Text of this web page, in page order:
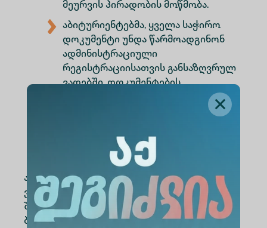
მეურვის პირადობის მოწმობა.
აბიტურიენტებმა, ყველა საჭირო
დოკუმენტი უნდა წარმოადგინონ
ადმინისტრაციული
რეგისტრაციისათვის განსაზღვრულ
ვადებში. დოკუმენტების
წარმოუდგენლობის შემთხვევაში,
ჩარიცხვის ნაწილში.
აბიტურიენტი, რომელიც რეგისტრაციის
ვადებში არ მიმართავს უნივერსიტეტს და
შესაბამისად ვერ მოხვდება რექტორის
ბრძანებაში, უფლებამოსილია, ჩარიცხვის